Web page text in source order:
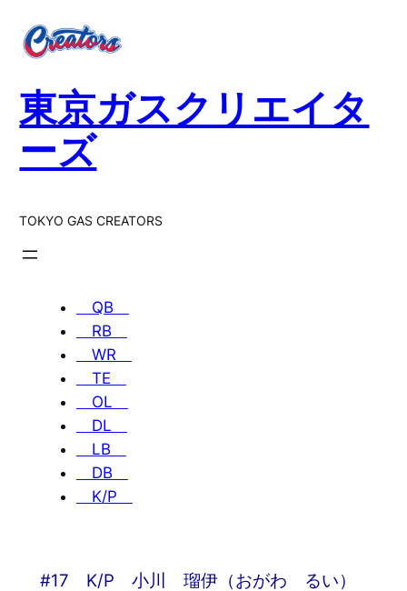
ス東京ガスクリエイタ
ーズ
TOKYO GAS CREATORS
QB
RB
WR
TE
OL
DL
LB
DB
K/P
#17 K/P 小川 瑠伊（おがわ るい）